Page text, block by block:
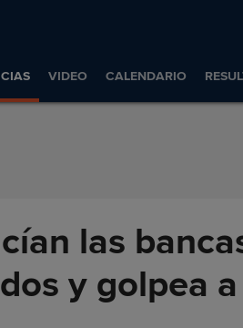
VIDEO CALENDARIO
las
y golpea